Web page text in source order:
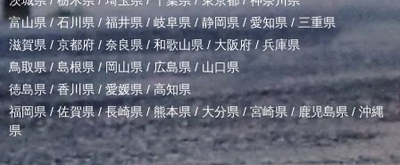
富山県 /石川県/福井県/岐阜県 / 静岡県 / 愛知県 / 三重県
滋賀県 / 京都府 / 奈良県 / 和歌山県/ 大阪府 /兵庫県
鳥取県/ 島根県 /岡山県/ 広島県 / 山口県
徳島県 /香川県 / 愛媛県/高知県
福岡県/佐賀県/長崎県 /熊本県/ 大分県/宮崎県 /鹿児島県 / 沖縄
県